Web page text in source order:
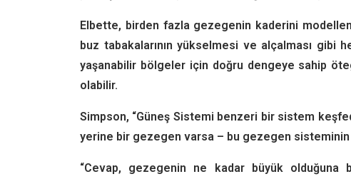
Elbette, birden fazla gezegenin kaderini
buz tabakalarının yükselmesi ve alçalması
yaşanabilir bölgeler için doğru dengeye sahip
olabilir.
Simpson, “Güneş Sistemi benzeri bir sistem
yerine bir gezegen varsa – bu gezegen
“Cevap, gezegenin ne kadar büyük olduğuna